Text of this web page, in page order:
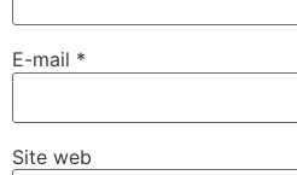
E-mail *
Site web